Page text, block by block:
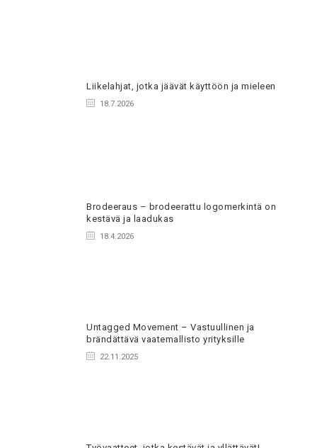
Liikelahjat, jotka jäävät käyttöön ja mieleen
18.7.2026
Brodeeraus – brodeerattu logomerkintä on
kestävä ja laadukas
18.4.2026
Untagged Movement – Vastuullinen ja
brändättävä vaatemallisto yrityksille
22.11.2025